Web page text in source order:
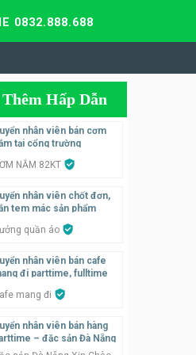
0832.888.688
Hấp Dẫn
nhân viên bán cơm
tại cổng trường
NẮM 82KT
nhân viên chốt đơn,
tem mác sản phẩm
quần áo
nhân viên bán cafe
đi parttime, fulltime
mang đi
nhân viên bán hàng
– đặc sản Đà Nẵng